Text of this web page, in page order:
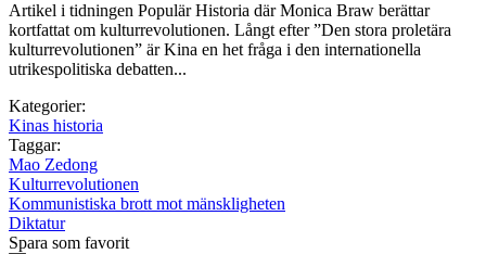
Artikel i tidningen Populär Historia där Monica Braw berättar
kortfattat om kulturrevolutionen. Långt efter ”Den stora proletära
kulturrevolutionen” är Kina en het fråga i den internationella
utrikespolitiska debatten...
Kategorier:
Kinas historia
Taggar:
Mao Zedong
Kulturrevolutionen
Kommunistiska brott mot mänskligheten
Diktatur
Spara som favorit